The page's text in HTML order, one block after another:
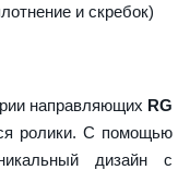
и скребок)
направляющих RG
ролики. С помощью
дизайн с